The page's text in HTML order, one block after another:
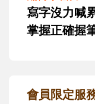
寫字沒力喊
掌握正確握
會員限定服